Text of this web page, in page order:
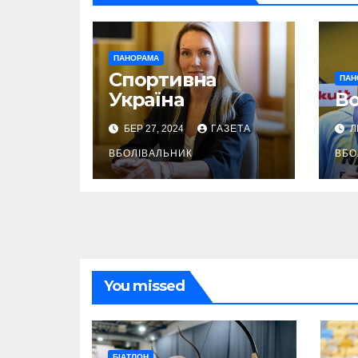
ПАНОРАМА
Спортивна
Україна
БЕР 27, 2024 ГАЗЕТА
ВБОЛІВАЛЬНИК
You missed